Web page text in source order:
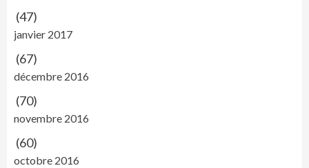
(47)
janvier 2017
(67)
décembre 2016
(70)
novembre 2016
(60)
octobre 2016